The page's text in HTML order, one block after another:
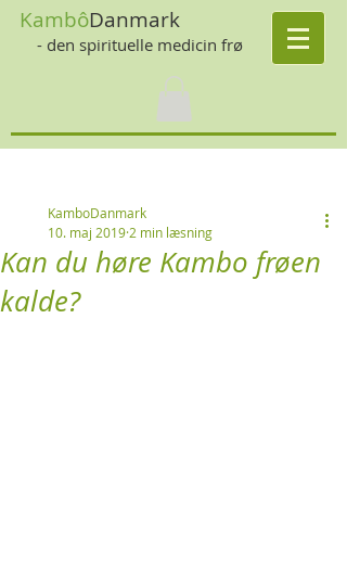
KambôDanmark
- den spirituelle medicin frø
Kan du høre Kambo frøen
kalde?
KamboDanmark
10. maj 2019 2 min læsning